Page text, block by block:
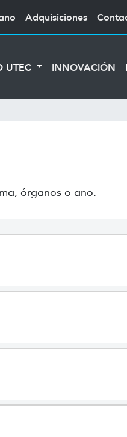
Adquisiciones
UTEC INNOVACIÓN
órganos o año.